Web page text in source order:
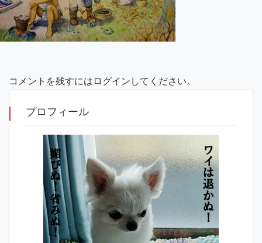
コメントを残すにはログインしてください。
プロフィール